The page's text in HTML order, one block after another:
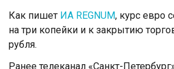
Как пишет ИА REGNUM, курс евро
на три копейки и к закрытию
рубля.
Ранее телеканал «Санкт-